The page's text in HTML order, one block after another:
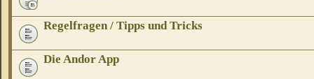
Regelfragen / Tipps und Tricks
Die Andor App